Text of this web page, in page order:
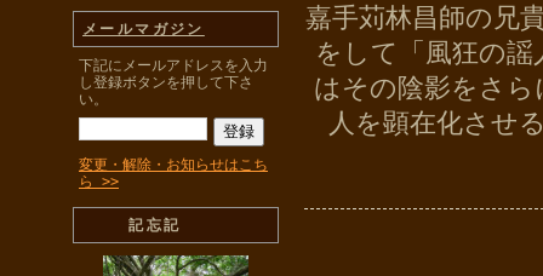
メールマガジン
下記にメールアドレスを入力
し登録ボタンを押して下さ
い。
変更・解除・お知らせはこち
ら >>
記忘記
嘉手苅林昌師の兄
をして「風狂の
はその陰影をさ
人を顕在化させ